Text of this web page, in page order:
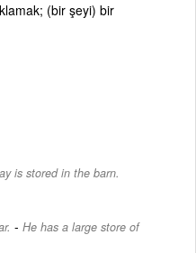
(bir şeyi) bir
is stored in the barn.
- He has a large store of